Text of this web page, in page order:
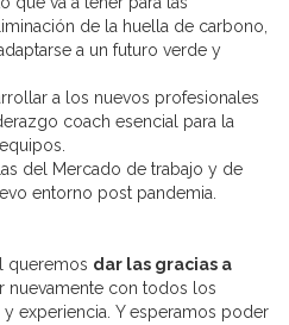
de la huella de carbono,
a un futuro verde y
a los nuevos profesionales
coach esencial para la
del Mercado de trabajo y de
entorno post pandemia.
queremos dar las gracias a
nuevamente con todos los
experiencia. Y esperamos poder